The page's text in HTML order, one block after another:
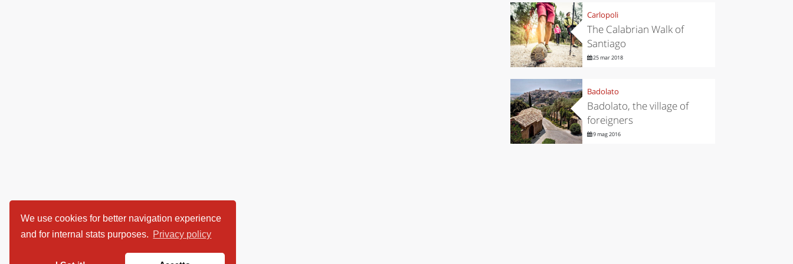
We use cookies for better navigation experience
and for internal stats purposes. Privacy policy
Carlopoli
The Calabrian Walk of
Santiago
25 mar 2018
Badolato
Badolato, the village of
foreigners
9 mag 2016